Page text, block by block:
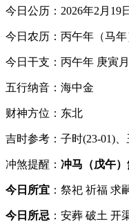
今日公历：2026年2月19
今日农历：丙午年（马
今日干支：丙午年 庚寅
五行纳音：海中金
财神方位：东北
吉时参考：子时(23-01)、
冲煞提醒： 冲马（戊午
今日所宜 ：祭祀 祈福 求
今日所忌 ：安葬 破土 开